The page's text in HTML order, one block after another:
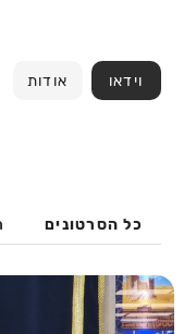
וידאו אודות
כל הסרטונים